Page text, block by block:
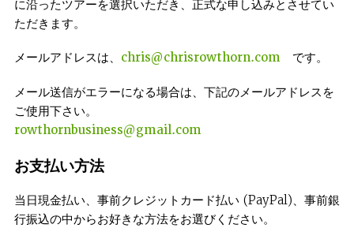
に沿ったツアーを選択いただき、正式な申し込みとさせてい
ただきます。
メールアドレスは、 chris@chrisrowthorn.com です。
メール送信がエラーになる場合は、下記のメールアドレスを
ご使用下さい。
rowthornbusiness@gmail.com
お支払い方法
当日現金払い、事前クレジットカード払い (PayPal)、事前銀
行振込の中からお好きな方法をお選びください。